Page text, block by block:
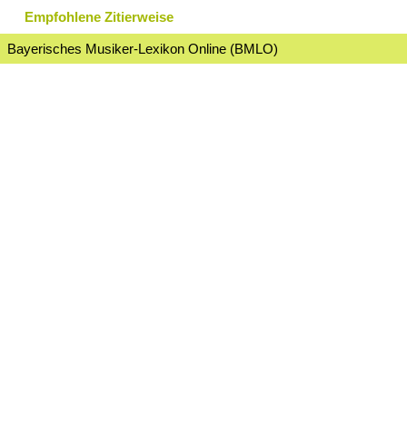
Empfohlene Zitierweise
Bayerisches Musiker-Lexikon Online (BMLO)